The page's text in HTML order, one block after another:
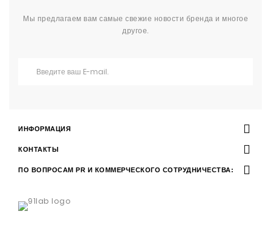
Мы предлагаем вам самые свежие новости бренда и многое
другое.
ИНФОРМАЦИЯ
КОНТАКТЫ
ПО ВОПРОСАМ PR И КОММЕРЧЕСКОГО СОТРУДНИЧЕСТВА: